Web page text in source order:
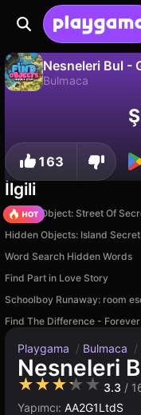
Nesneleri Bul -
Bulmaca
İlerlemeyi
163
İlgili
Hidden Object: Street Of
Hidden Objects: Island
Word Search Hidden Words
Find Part in Love Story
Schoolboy Runaway: room
Find The Difference - Forever
Playgama / Bulmaca /
Nesneleri
★★★★★ 3.3 /
Yapımcı: AA2G1LtdS